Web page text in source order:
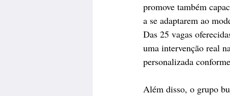
promove também
a se adaptarem ao
Das 25 vagas
uma intervenção real
personalizada
Além disso, o grupo